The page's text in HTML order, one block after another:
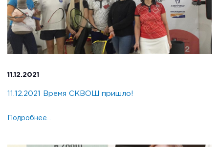
11.12.2021
11.12.2021 Время СКВОШ пришло!
Подробнее...